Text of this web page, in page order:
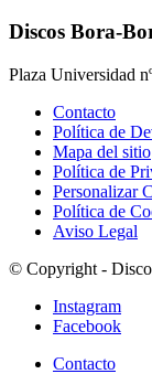
Discos Bora-
Plaza Universidad
Contacto
Política de
Mapa del sitio
Política de
Personalizar
Política de
Aviso Legal
© Copyright -
Instagram
Facebook
Contacto